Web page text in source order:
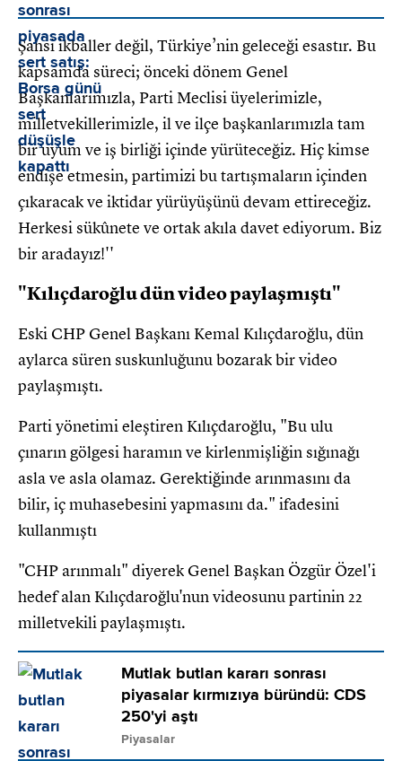
Şahsi ikballer değil, Türkiye’nin geleceği esastır. Bu
kapsamda süreci; önceki dönem Genel
Başkanlarımızla, Parti Meclisi üyelerimizle,
milletvekillerimizle, il ve ilçe başkanlarımızla tam
bir uyum ve iş birliği içinde yürüteceğiz. Hiç kimse
endişe etmesin, partimizi bu tartışmaların içinden
çıkaracak ve iktidar yürüyüşünü devam ettireceğiz.
Herkesi sükûnete ve ortak akıla davet ediyorum. Biz
bir aradayız!''
"Kılıçdaroğlu dün video paylaşmıştı"
Eski CHP Genel Başkanı Kemal Kılıçdaroğlu, dün
aylarca süren suskunluğunu bozarak bir video
paylaşmıştı.
Parti yönetimi eleştiren Kılıçdaroğlu, "Bu ulu
çınarın gölgesi haramın ve kirlenmişliğin sığınağı
asla ve asla olamaz. Gerektiğinde arınmasını da
bilir, iç muhasebesini yapmasını da." ifadesini
kullanmıştı
"CHP arınmalı" diyerek Genel Başkan Özgür Özel'i
hedef alan Kılıçdaroğlu'nun videosunu partinin 22
milletvekili paylaşmıştı.
Mutlak butlan kararı sonrası
piyasalar kırmızıya büründü: CDS
250'yi aştı
Piyasalar